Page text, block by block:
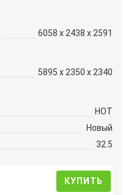
6058 x 2438 x 2591
5895 x 2350 x 2340
HOT
Новый
32.5
КУПИТЬ